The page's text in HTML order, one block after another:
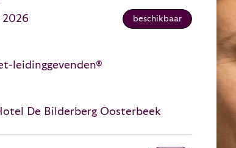
2026
beschikbaar
leidinggevenden®
De Bilderberg Oosterbeek